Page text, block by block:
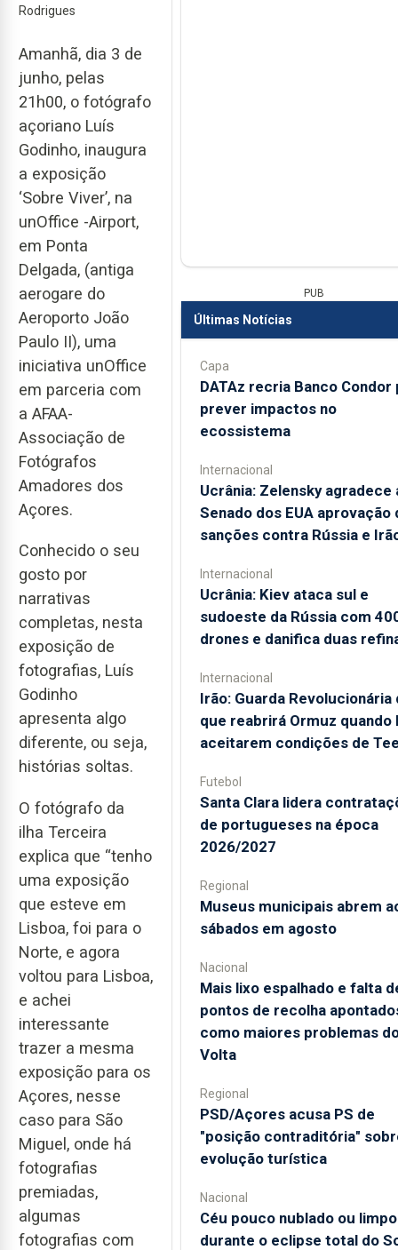
Rodrigues
Amanhã, dia 3 de
junho, pelas
21h00, o fotógrafo
açoriano Luís
Godinho, inaugura
a exposição
‘Sobre Viver’, na
unOffice -Airport,
em Ponta
Delgada, (antiga
aerogare do
Aeroporto João
Paulo II), uma
iniciativa unOffice
em parceria com
a AFAA-
Associação de
Fotógrafos
Amadores dos
Açores.
Conhecido o seu
gosto por
narrativas
completas, nesta
exposição de
fotografias, Luís
Godinho
apresenta algo
diferente, ou seja,
histórias soltas.
O fotógrafo da
ilha Terceira
explica que “tenho
uma exposição
que esteve em
Lisboa, foi para o
Norte, e agora
voltou para Lisboa,
e achei
interessante
trazer a mesma
exposição para os
Açores, nesse
caso para São
Miguel, onde há
fotografias
premiadas,
algumas
fotografias com
PUB
Últimas Notícias
Capa
DATAz recria Banco Condor
prever impactos no
ecossistema
Internacional
Ucrânia: Zelensky agradece
Senado dos EUA aprovação
sanções contra Rússia e
Internacional
Ucrânia: Kiev ataca sul e
sudoeste da Rússia com
drones e danifica duas
Internacional
Irão: Guarda Revolucionária
que reabrirá Ormuz quando
aceitarem condições de
Futebol
Santa Clara lidera
de portugueses na época
2026/2027
Regional
Museus municipais abrem
sábados em agosto
Nacional
Mais lixo espalhado e falta
pontos de recolha
como maiores problemas
Volta
Regional
PSD/Açores acusa PS de
"posição contraditória"
evolução turística
Nacional
Céu pouco nublado ou limpo
durante o eclipse total do